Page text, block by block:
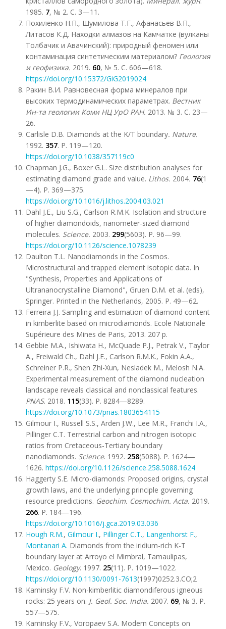
1985. 7, № 2. С. 3—11.
Похиленко Н.П., Шумилова Т.Г., Афанасьев В.П.,
Литасов К.Д. Находки алмазов на Камчатке (вулканы
Толбачик и Авачинский): природный феномен или
контаминация синтетическим материалом? Геология
и геофизика. 2019. 60, № 5. С. 606—618.
https://doi.org/10.15372/GiG2019024
Ракин В.И. Равновесная форма минералов при
высоких термодинамических параметрах. Вестник
Ин-та геологии Коми НЦ УрО РАН. 2013. № 3. С. 23—
26.
Carlisle D.B. Diamonds at the K/T boundary. Nature.
1992. 357. Р. 119—120.
https://doi.org/10.1038/357119c0
Chapman J.G., Boxer G.L. Size distribution analyses for
estimating diamond grade and value. Lithos. 2004. 76(1
—4). Р. 369—375.
https://doi.org/10.1016/j.lithos.2004.03.021
Dahl J.E., Liu S.G., Carlson R.M.K. Isolation and structure
of higher diamondoids, nanometer-sized diamond
molecules. Science. 2003. 299(5603). Р. 96—99.
https://doi.org/10.1126/science.1078239
Daulton T.L. Nanodiamonds in the Cosmos.
Microstructural and trapped element isotopic data. In
"Synthesis, Properties and Applications of
Ultrananocrystalline Diamond", Gruen D.M. et al. (eds),
Springer. Printed in the Netherlands, 2005. Р. 49—62.
Ferreira J.J. Sampling and estimation of diamond content
in kimberlite based on microdiamonds. Ecole Nationale
Supérieure des Mines de Paris, 2013. 207 p.
Gebbie M.A., Ishiwata H., McQuade P.J., Petrak V., Taylor
A., Freiwald Ch., Dahl J.E., Carlson R.M.K., Fokin A.A.,
Schreiner P.R., Shen Zhi-Xun, Nesladek M., Melosh N.A.
Experimental measurement of the diamond nucleation
landscape reveals classical and nonclassical features.
PNAS. 2018. 115(33). P. 8284—8289.
https://doi.org/10.1073/pnas.1803654115
Gilmour I., Russell S.S., Arden J.W., Lee M.R., Franchi I.A.,
Pillinger C.T. Terrestrial carbon and nitrogen isotopic
ratios from Cretaceous-Tertiary boundary
nanodiamonds. Science. 1992. 258(5088). P. 1624—
1626. https://doi.org/10.1126/science.258.5088.1624
Haggerty S.E. Micro-diamonds: Proposed origins, crystal
growth laws, and the underlying principle governing
resource predictions. Geochim. Cosmochim. Acta. 2019.
266. P. 184—196.
https://doi.org/10.1016/j.gca.2019.03.036
Hough R.M., Gilmour I., Pillinger C.T., Langenhorst F.,
Montanari A. Diamonds from the iridium-rich K-T
boundary layer at Arroyo el Mimbral, Tamaulipas,
Mexico. Geology. 1997. 25(11). P. 1019—1022.
https://doi.org/10.1130/0091-7613(1997)0252.3.CO;2
Kaminsky F.V. Non-kimberlitic diamondiferous igneous
rocks: 25 years on. J. Geol. Soc. India. 2007. 69, № 3. Р.
557—575.
Kaminsky F.V., Voropaev S.A. Modern Concepts on